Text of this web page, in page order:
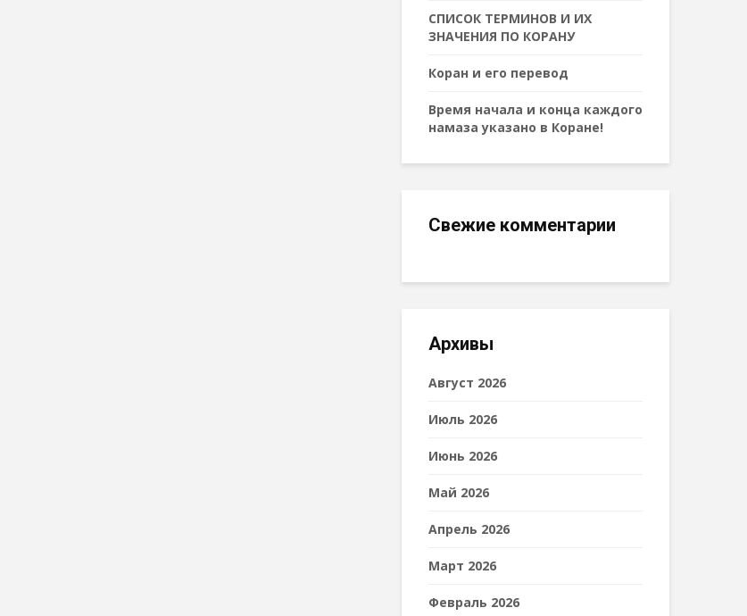
СПИСОК ТЕРМИНОВ И ИХ
ЗНАЧЕНИЯ ПО КОРАНУ
Коран и его перевод
Время начала и конца каждого
намаза указано в Коране!
Свежие комментарии
Архивы
Август 2026
Июль 2026
Июнь 2026
Май 2026
Апрель 2026
Март 2026
Февраль 2026